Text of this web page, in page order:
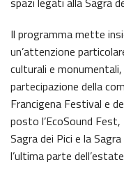
Il programma mette
un’attenzione
culturali e
partecipazione della
Francigena Festival e
posto l’EcoSound
Sagra dei Pici e la
l’ultima parte